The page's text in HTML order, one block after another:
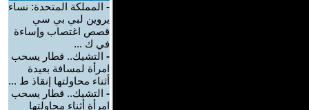
- المملكة المتحدة: نساء
يروين لبي بي سي
قصص اغتصاب وإساءة
في ك ...
- التشيك.. قطار يسحب
امرأة لمسافة بعيدة
أثناء محاولتها إنقاذ ط ...
- التشيك.. قطار يسحب
امرأة أثناء محاولتها